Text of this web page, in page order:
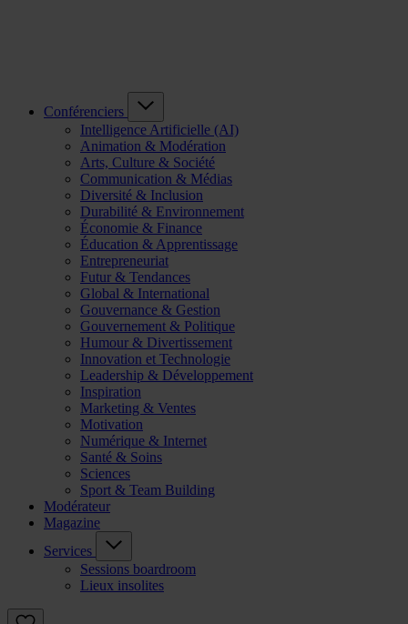
Conférenciers
Intelligence Artificielle (AI)
Animation & Modération
Arts, Culture & Société
Communication & Médias
Diversité & Inclusion
Durabilité & Environnement
Économie & Finance
Éducation & Apprentissage
Entrepreneuriat
Futur & Tendances
Global & International
Gouvernance & Gestion
Gouvernement & Politique
Humour & Divertissement
Innovation et Technologie
Leadership & Développement
Inspiration
Marketing & Ventes
Motivation
Numérique & Internet
Santé & Soins
Sciences
Sport & Team Building
Modérateur
Magazine
Services
Sessions boardroom
Lieux insolites